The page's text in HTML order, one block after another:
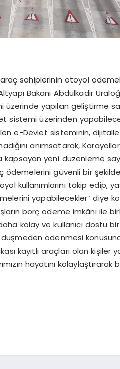
araç sahiplerinin otoyol
Bakanı Abdulkadir
yapılan geliştirme
üzerinden
e-Devlet sisteminin,
anımsatarak,
yeni düzenleme
ödemelerini güvenli bir
kullanımlarını takip edip,
yapabilecekler” diye
borç ödeme imkânı ile
kolay ve kullanıcı dostu
ödenmesi
kayıtlı araçları olan kişiler
hayatını